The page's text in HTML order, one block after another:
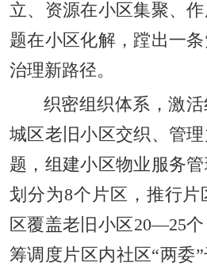
立、资源在小区集聚、
题在小区化解，蹚出一
治理新路径。
织密组织体系，激
城区老旧小区交织、管
题，组建小区物业服务
划分为8个片区，推行片
区覆盖老旧小区20—25
筹调度片区内社区“两委